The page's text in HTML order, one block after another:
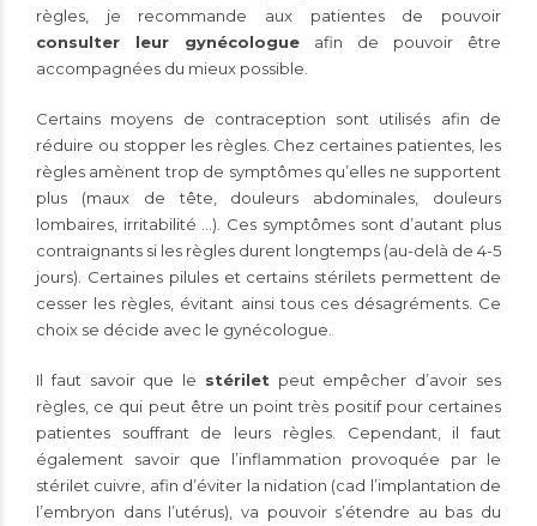
règles, je recommande aux patientes de pouvoir
consulter leur gynécologue afin de pouvoir être
accompagnées du mieux possible.
Certains moyens de contraception sont utilisés afin de
réduire ou stopper les règles. Chez certaines patientes, les
règles amènent trop de symptômes qu’elles ne supportent
plus (maux de tête, douleurs abdominales, douleurs
lombaires, irritabilité …). Ces symptômes sont d’autant plus
contraignants si les règles durent longtemps (au-delà de 4-5
jours). Certaines pilules et certains stérilets permettent de
cesser les règles, évitant ainsi tous ces désagréments. Ce
choix se décide avec le gynécologue.
Il faut savoir que le stérilet peut empêcher d’avoir ses
règles, ce qui peut être un point très positif pour certaines
patientes souffrant de leurs règles. Cependant, il faut
également savoir que l’inflammation provoquée par le
stérilet cuivre, afin d’éviter la nidation (cad l’implantation de
l’embryon dans l’utérus), va pouvoir s’étendre au bas du